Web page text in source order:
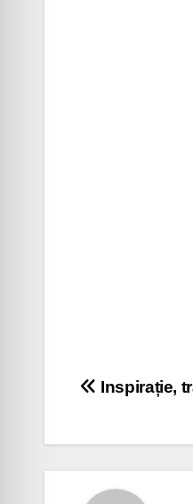
Navigare
Inspirație,